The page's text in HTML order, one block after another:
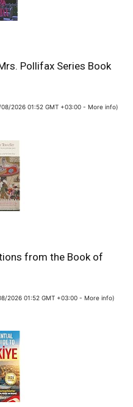
Pollifax Series Book
2026 01:52 GMT +03:00 - More info)
from the Book of
2026 01:52 GMT +03:00 - More info)